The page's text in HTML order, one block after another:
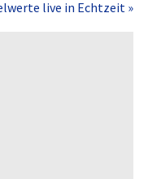
live in Echtzeit »